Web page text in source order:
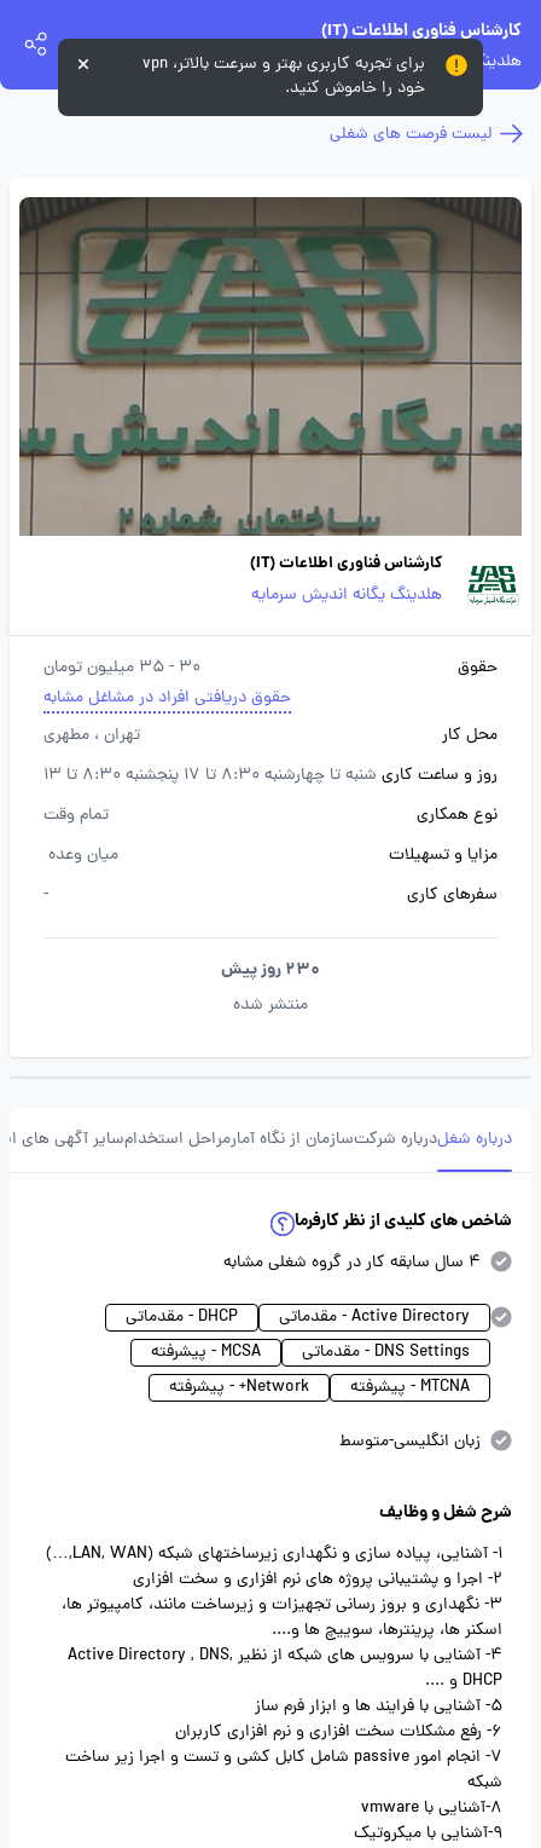
کارشناس فناوری اطلاعات (IT)
هلدینگ یگانه اندیش سرمایه
لیست فرصت های شغلی
کارشناس فناوری اطلاعات (IT)
هلدینگ یگانه اندیش سرمایه
حقوق
30 - 35 میلیون تومان
حقوق دریافتی افراد در مشاغل مشابه
محل کار
تهران ، مطهری
روز و ساعت کاری شنبه تا چهارشنبه 8:30 تا 17 پنجشنبه 8:30 تا 13
نوع همکاری
تمام وقت
مزایا و تسهیلات
میان وعده
سفرهای کاری
-
230 روز پیش
منتشر شده
درباره شغلدرباره شرکتسازمان از نگاه آمارمراحل استخدامسایر آگهی های
شاخص های کلیدی از نظر کارفرما
4 سال سابقه کار در گروه شغلی مشابه
Active Directory - مقدماتی
DHCP - مقدماتی
DNS Settings - مقدماتی
MCSA - پیشرفته
MTCNA - پیشرفته
Network+ - پیشرفته
زبان انگلیسی-متوسط
شرح شغل و وظایف
1- آشنایی، پیاده سازی و نگهداری زیرساختهای شبکه (LAN, WAN,…)
2- اجرا و پشتیبانی پروژه های نرم افزاری و سخت افزاری
3- نگهداری و بروز رسانی تجهیزات و زیرساخت مانند، کامپیوتر ها،
اسکنر ها، پرینترها، سوییچ ها و....
4- آشنایی با سرویس های شبکه از نظیر Active Directory , DNS,
DHCP و ....
5- آشنایی با فرایند ها و ابزار فرم ساز
6- رفع مشکلات سخت افزاری و نرم افزاری کاربران
7- انجام امور passive شامل کابل کشی و تست و اجرا زیر ساخت
شبکه
8-آشنایی با vmware
9-آشنایی با میکروتیک
برای تجربه کاربری بهتر و سرعت بالاتر، vpn
خود را خاموش کنید.